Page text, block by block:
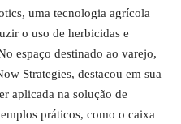
uma tecnologia agrícola
o uso de herbicidas e
espaço destinado ao varejo,
Strategies, destacou em sua
aplicada na solução de
práticos, como o caixa